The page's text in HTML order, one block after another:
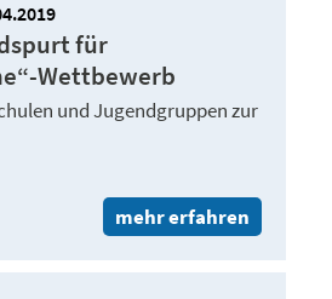
für
Wettbewerb
und Jugendgruppen zur
mehr erfahren